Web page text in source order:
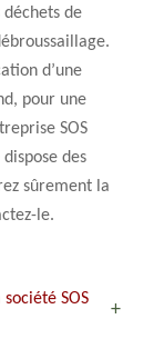
de
d’une
pour une
SOS
des
sûrement la
le.
SOS